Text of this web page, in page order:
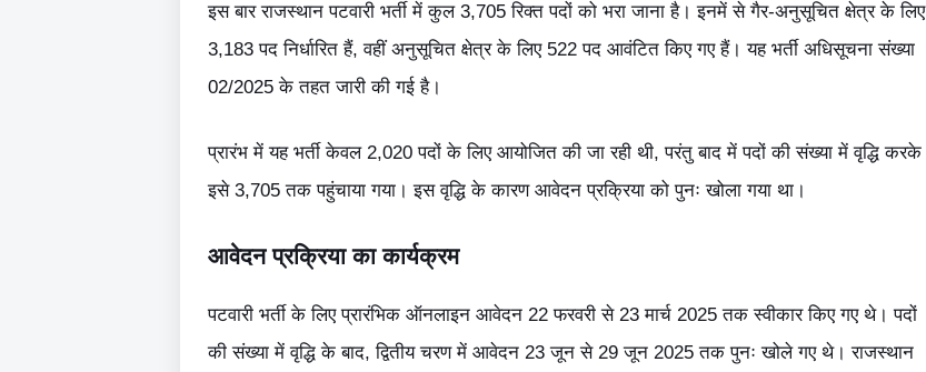
इस बार राजस्थान पटवारी भर्ती में कुल 3,705 रिक्त पदों को भरा जाना है। इनमें से गैर-अनुसूचित क्षेत्र के लिए
3,183 पद निर्धारित हैं, वहीं अनुसूचित क्षेत्र के लिए 522 पद आवंटित किए गए हैं। यह भर्ती अधिसूचना संख्या
02/2025 के तहत जारी की गई है।
प्रारंभ में यह भर्ती केवल 2,020 पदों के लिए आयोजित की जा रही थी, परंतु बाद में पदों की संख्या में वृद्धि करके
इसे 3,705 तक पहुंचाया गया। इस वृद्धि के कारण आवेदन प्रक्रिया को पुनः खोला गया था।
आवेदन प्रक्रिया का कार्यक्रम
पटवारी भर्ती के लिए प्रारंभिक ऑनलाइन आवेदन 22 फरवरी से 23 मार्च 2025 तक स्वीकार किए गए थे। पदों
की संख्या में वृद्धि के बाद, द्वितीय चरण में आवेदन 23 जून से 29 जून 2025 तक पुनः खोले गए थे। राजस्थान